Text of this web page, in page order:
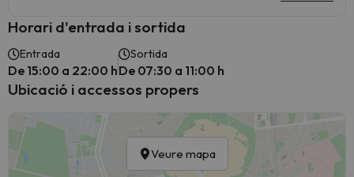
Horari d'entrada i sortida
Entrada
De 15:00 a 22:00 h
Sortida
De 07:30 a 11:00 h
Ubicació i accessos propers
Veure mapa